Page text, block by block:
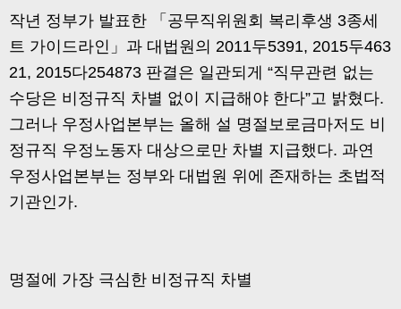
작년 정부가 발표한 「공무직위원회 복리후생 3종세
트 가이드라인」과 대법원의 2011두5391, 2015두463
21, 2015다254873 판결은 일관되게 “직무관련 없는
수당은 비정규직 차별 없이 지급해야 한다”고 밝혔다.
그러나 우정사업본부는 올해 설 명절보로금마저도 비
정규직 우정노동자 대상으로만 차별 지급했다. 과연
우정사업본부는 정부와 대법원 위에 존재하는 초법적
기관인가.
명절에 가장 극심한 비정규직 차별